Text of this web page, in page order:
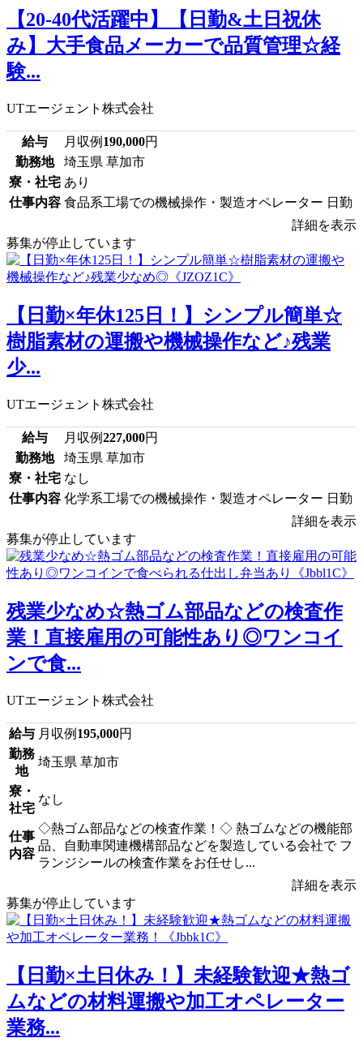
【20-40代活躍中】【日勤&土日祝休
み】大手食品メーカーで品質管理☆経
験...
UTエージェント株式会社
給与 月収例 190,000円
勤務地
埼玉県 草加市
寮・社宅 あり
仕事内容 食品系工場での機械操作・製造オペレーター 日勤
詳細を表示
募集が停止しています
【日勤×年休125日！】シンプル簡単☆
樹脂素材の運搬や機械操作など♪残業
少...
UTエージェント株式会社
給与 月収例227,000円
勤務地
埼玉県 草加市
寮・社宅 なし
仕事内容 化学系工場での機械操作・製造オペレーター 日勤
詳細を表示
募集が停止しています
残業少なめ☆熱ゴム部品などの検査作
業！直接雇用の可能性あり◎ワンコイ
ンで食...
UTエージェント株式会社
給与 月収例 195,000円
勤務
地
埼玉県 草加市
寮・
社宅
なし
仕事
内容
◇熱ゴム部品などの検査作業！◇ 熱ゴムなどの機能部
品、自動車関連機構部品などを製造している会社で フ
ランジシールの検査作業をお任せし...
詳細を表示
募集が停止しています
【日勤×土日休み！】未経験歓迎★熱ゴ
ムなどの材料運搬や加工オペレーター
業務...